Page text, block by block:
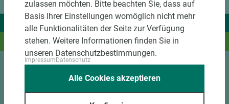
Wir liefern Ideen.
Und das passende Holz dazu.
zulassen möchten. Bitte beachten Sie, dass auf
Basis Ihrer Einstellungen womöglich nicht mehr
alle Funktionalitäten der Seite zur Verfügung
stehen. Weitere Informationen finden Sie in
unseren Datenschutzbestimmungen.
ImpressumDatenschutz
Alle Cookies akzeptieren